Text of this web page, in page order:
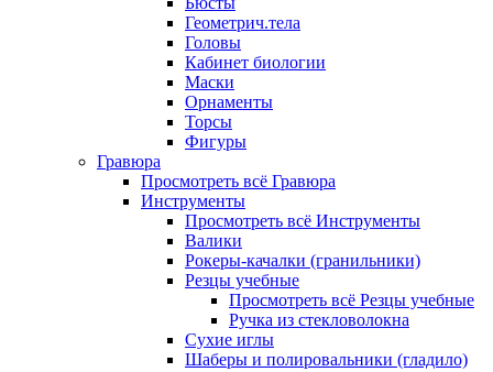
Геометрич.тела
Головы
Кабинет биологии
Маски
Орнаменты
Торсы
Фигуры
Гравюра
Просмотреть всё Гравюра
Инструменты
Просмотреть всё Инструменты
Валики
Рокеры-качалки (гранильники)
Резцы учебные
Просмотреть всё Резцы учебные
Ручка из стекловолокна
Сухие иглы
Шаберы и полировальники (гладило)